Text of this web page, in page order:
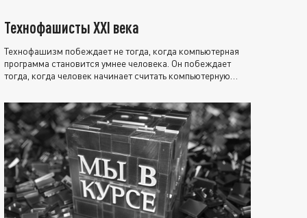
Технофашисты XXI века
Технофашизм побеждает не тогда, когда компьютерная
программа становится умнее человека. Он побеждает
тогда, когда человек начинает считать компьютерную